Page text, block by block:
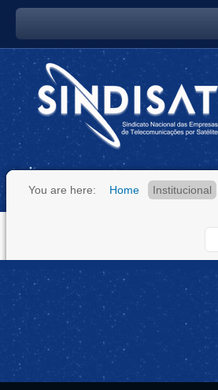
You are here: Home Institucional